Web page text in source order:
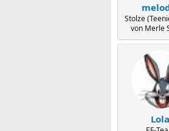
Stolze
von Merle
Lola